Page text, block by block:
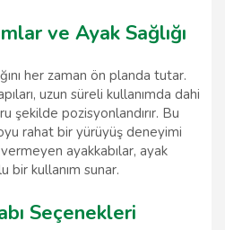
ve Ayak Sağlığı
her zaman ön planda tutar.
uzun süreli kullanımda dahi
şekilde pozisyonlandırır. Bu
rahat bir yürüyüş deneyimi
vermeyen ayakkabılar, ayak
bir kullanım sunar.
Seçenekleri